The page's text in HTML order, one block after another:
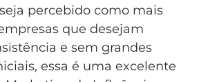
percebido como mais
que desejam
e sem grandes
essa é uma excelente